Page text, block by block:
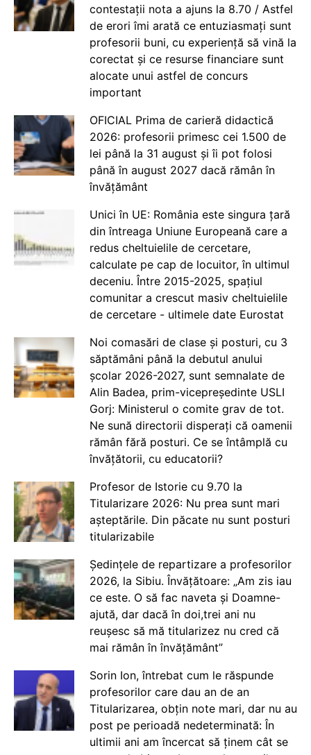
contestații nota a ajuns la 8.70 / Astfel
de erori îmi arată ce entuziasmați sunt
profesorii buni, cu experiență să vină la
corectat și ce resurse financiare sunt
alocate unui astfel de concurs
important
OFICIAL Prima de carieră didactică
2026: profesorii primesc cei 1.500 de
lei până la 31 august și îi pot folosi
până în august 2027 dacă rămân în
învățământ
Unici în UE: România este singura țară
din întreaga Uniune Europeană care a
redus cheltuielile de cercetare,
calculate pe cap de locuitor, în ultimul
deceniu. Între 2015-2025, spațiul
comunitar a crescut masiv cheltuielile
de cercetare - ultimele date Eurostat
Noi comasări de clase și posturi, cu 3
săptămâni până la debutul anului
școlar 2026-2027, sunt semnalate de
Alin Badea, prim-vicepreședinte USLI
Gorj: Ministerul o comite grav de tot.
Ne sună directorii disperați că oamenii
rămân fără posturi. Ce se întâmplă cu
învățătorii, cu educatorii?
Profesor de Istorie cu 9.70 la
Titularizare 2026: Nu prea sunt mari
așteptările. Din păcate nu sunt posturi
titularizabile
Ședințele de repartizare a profesorilor
2026, la Sibiu. Învățătoare: „Am zis iau
ce este. O să fac naveta și Doamne-
ajută, dar dacă în doi,trei ani nu
reușesc să mă titularizez nu cred că
mai rămân în învățământ”
Sorin Ion, întrebat cum le răspunde
profesorilor care dau an de an
Titularizarea, obțin note mari, dar nu au
post pe perioadă nedeterminată: În
ultimii ani am încercat să ținem cât se